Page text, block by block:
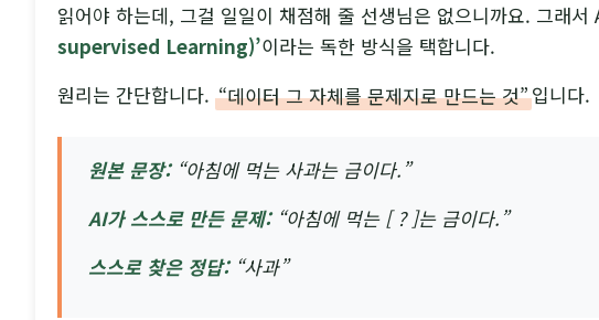
읽어야 하는데, 그걸 일일이 채점해 줄 선생님은 없으니까요. 그래서
supervised Learning)’이라는 독한 방식을 택합니다.
원리는 간단합니다. “데이터 그 자체를 문제지로 만드는 것”입니다.
원본 문장:“아침에 먹는 사과는 금이다.”
AI가 스스로 만든 문제:“아침에 먹는 [ ? ]는 금이다.”
스스로 찾은 정답:“사과”